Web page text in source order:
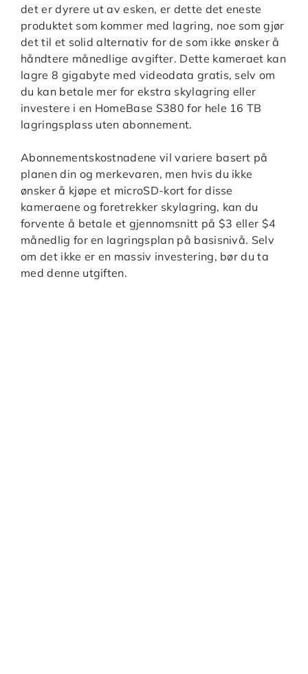
det er dyrere ut av esken, er dette det eneste
produktet som kommer med lagring, noe som gjør
det til et solid alternativ for de som ikke ønsker å
håndtere månedlige avgifter. Dette kameraet kan
lagre 8 gigabyte med videodata gratis, selv om
du kan betale mer for ekstra skylagring eller
investere i en HomeBase S380 for hele 16 TB
lagringsplass uten abonnement.
Abonnementskostnadene vil variere basert på
planen din og merkevaren, men hvis du ikke
ønsker å kjøpe et microSD-kort for disse
kameraene og foretrekker skylagring, kan du
forvente å betale et gjennomsnitt på $3 eller $4
månedlig for en lagringsplan på basisnivå. Selv
om det ikke er en massiv investering, bør du ta
med denne utgiften.